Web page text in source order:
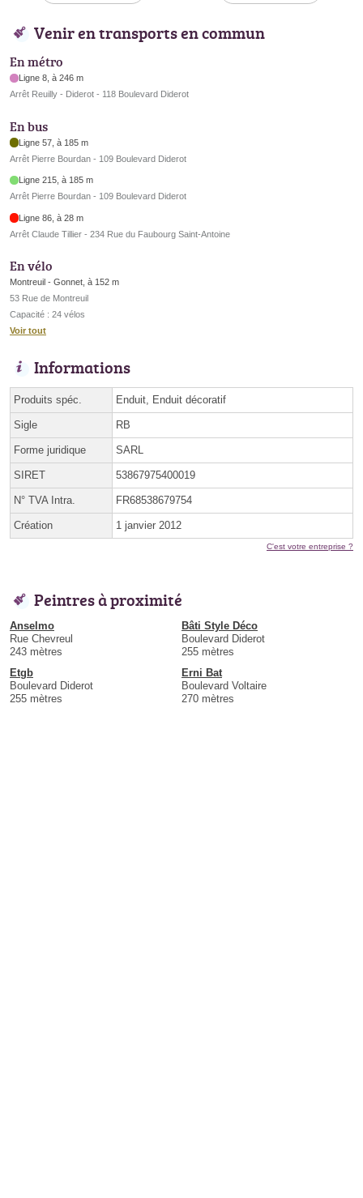
Venir en transports en commun
En métro
Ligne 8, à 246 m
Arrêt Reuilly - Diderot - 118 Boulevard Diderot
En bus
Ligne 57, à 185 m
Arrêt Pierre Bourdan - 109 Boulevard Diderot
Ligne 215, à 185 m
Arrêt Pierre Bourdan - 109 Boulevard Diderot
Ligne 86, à 28 m
Arrêt Claude Tillier - 234 Rue du Faubourg Saint-Antoine
En vélo
Montreuil - Gonnet, à 152 m
53 Rue de Montreuil
Capacité : 24 vélos
Voir tout
Informations
Produits spéc. Enduit, Enduit décoratif
Sigle RB
Forme juridique SARL
SIRET 53867975400019
N° TVA Intra. FR68538679754
Création 1 janvier 2012
C'est votre entreprise ?
Peintres à proximité
Anselmo
Rue Chevreul
243 mètres
Bâti Style Déco
Boulevard Diderot
255 mètres
Etgb
Boulevard Diderot
255 mètres
Erni Bat
Boulevard Voltaire
270 mètres